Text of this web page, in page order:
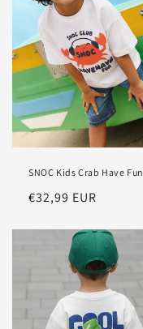
SNOC Kids Crab Have Fun
Precio
€32,99 EUR